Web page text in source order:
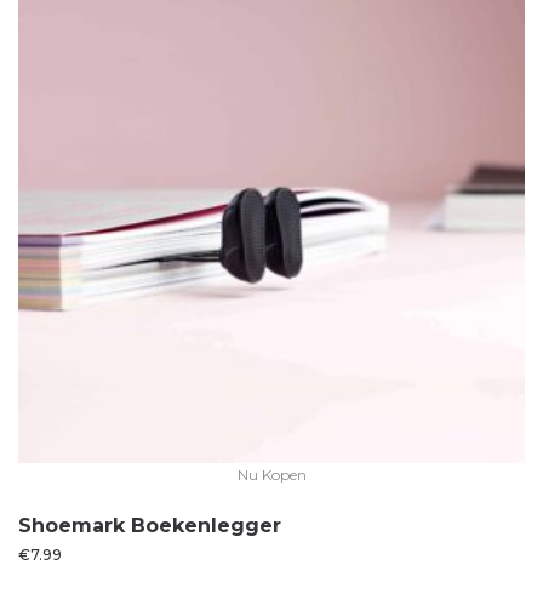
Nu Kopen
Shoemark Boekenlegger
€7.99